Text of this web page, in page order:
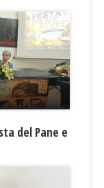
del Pane e